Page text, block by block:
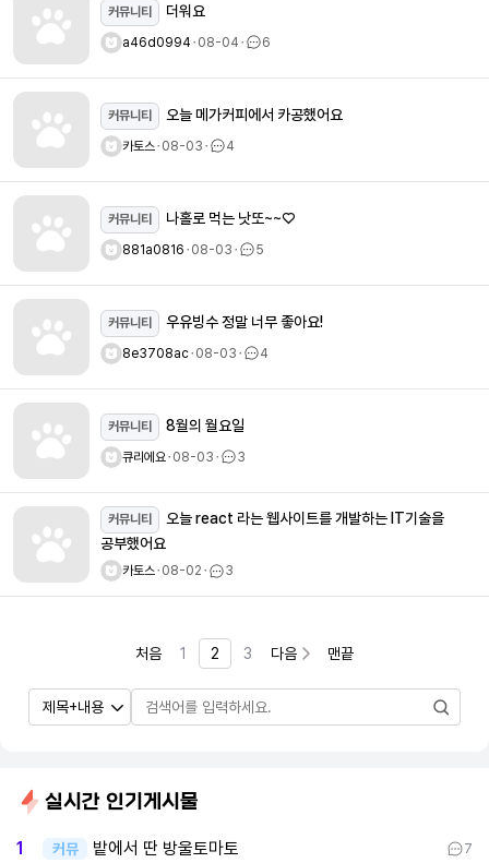
커뮤니티 더워요
a46d0994ㆍ08-04ㆍ 6
커뮤니티 오늘 메가커피에서 카공했어요
카토스ㆍ08-03ㆍ 4
커뮤니티 나홀로 먹는 낫또~~♡
881a0816ㆍ08-03ㆍ 5
커뮤니티 우유빙수 정말 너무 좋아요!
8e3708acㆍ08-03ㆍ 4
커뮤니티 8월의 월요일
큐리에요ㆍ08-03ㆍ 3
커뮤니티
공부했어요
카토스ㆍ08-02ㆍ 3
처음 1 2 3 다음 맨끝
실시간 인기게시물
1 커뮤 밭에서 딴 방울토마토 7